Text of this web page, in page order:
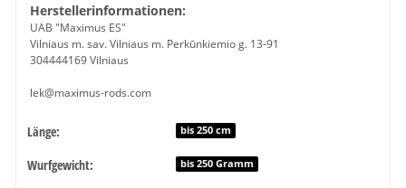
Herstellerinformationen:
UAB "Maximus ES"
Vilniaus m. sav. Vilniaus m. Perkūnkiemio g. 13-91
304444169 Vilniaus
lek@maximus-rods.com
Produkteigenschaft
Wert
Länge: bis 250 cm
Wurfgewicht: bis 250 Gramm